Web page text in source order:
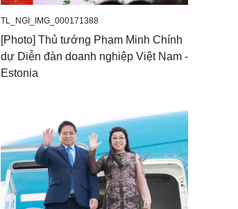
TL_NGI_IMG_000171388
[Photo] Thủ tướng Phạm Minh Chính
dự Diễn đàn doanh nghiệp Việt Nam -
Estonia